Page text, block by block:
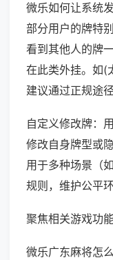
微乐如何让系统
部分用户的牌特
看到其他人的牌
在此类外挂。如(
建议通过正规途
自定义修改牌：
修改自身牌型或
用于多种场景（
规则，维护公平环
聚焦相关游戏功
微乐广东麻将怎